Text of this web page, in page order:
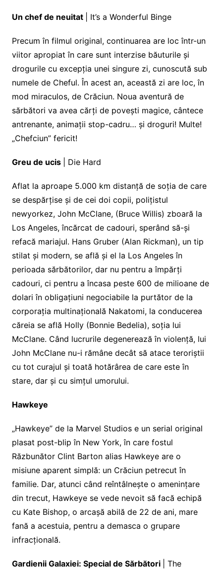
Un chef de neuitat | It’s a Wonderful Binge
Precum în filmul original, continuarea are loc într-un
viitor apropiat în care sunt interzise băuturile și
drogurile cu excepția unei singure zi, cunoscută sub
numele de Cheful. În acest an, această zi are loc, în
mod miraculos, de Crăciun. Noua aventură de
sărbători va avea cărți de povești magice, cântece
antrenante, animații stop-cadru… și droguri! Multe!
„Chefciun” fericit!
Greu de ucis | Die Hard
Aflat la aproape 5.000 km distanță de soția de care
se despărțise și de cei doi copii, polițistul
newyorkez, John McClane, (Bruce Willis) zboară la
Los Angeles, încărcat de cadouri, sperând să-și
refacă mariajul. Hans Gruber (Alan Rickman), un tip
stilat și modern, se află și el la Los Angeles în
perioada sărbătorilor, dar nu pentru a împărți
cadouri, ci pentru a încasa peste 600 de milioane de
dolari în obligațiuni negociabile la purtător de la
corporația multinațională Nakatomi, la conducerea
căreia se află Holly (Bonnie Bedelia), soția lui
McClane. Când lucrurile degenerează în violență, lui
John McClane nu-i rămâne decât să atace teroriștii
cu tot curajul și toată hotărârea de care este în
stare, dar și cu simțul umorului.
Hawkeye
„Hawkeye” de la Marvel Studios e un serial original
plasat post-blip în New York, în care fostul
Răzbunător Clint Barton alias Hawkeye are o
misiune aparent simplă: un Crăciun petrecut în
familie. Dar, atunci când reîntâlnește o amenințare
din trecut, Hawkeye se vede nevoit să facă echipă
cu Kate Bishop, o arcașă abilă de 22 de ani, mare
fană a acestuia, pentru a demasca o grupare
infracțională.
Gardienii Galaxiei: Special de Sărbători
| The